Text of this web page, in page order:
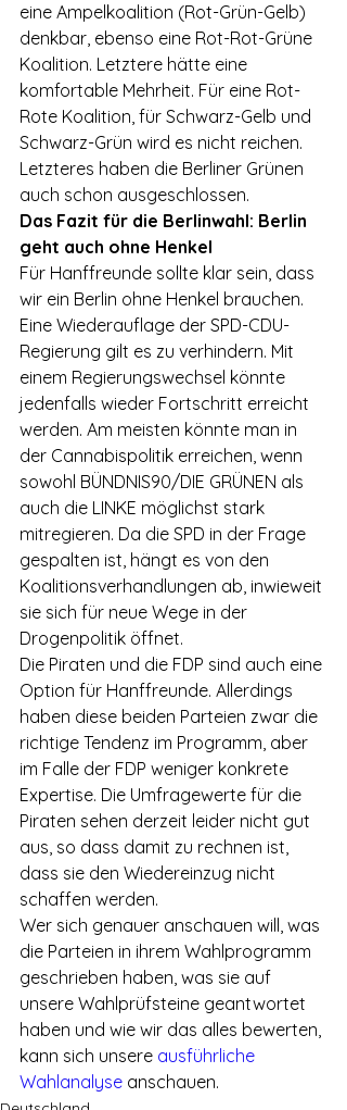
eine Ampelkoalition (Rot-Grün-Gelb)
denkbar, ebenso eine Rot-Rot-Grüne
Koalition. Letztere hätte eine
komfortable Mehrheit. Für eine Rot-
Rote Koalition, für Schwarz-Gelb und
Schwarz-Grün wird es nicht reichen.
Letzteres haben die Berliner Grünen
auch schon ausgeschlossen.
Das Fazit für die Berlinwahl: Berlin
geht auch ohne Henkel
Für Hanffreunde sollte klar sein, dass
wir ein Berlin ohne Henkel brauchen.
Eine Wiederauflage der SPD-CDU-
Regierung gilt es zu verhindern. Mit
einem Regierungswechsel könnte
jedenfalls wieder Fortschritt erreicht
werden. Am meisten könnte man in
der Cannabispolitik erreichen, wenn
sowohl BÜNDNIS90/DIE GRÜNEN als
auch die LINKE möglichst stark
mitregieren. Da die SPD in der Frage
gespalten ist, hängt es von den
Koalitionsverhandlungen ab, inwieweit
sie sich für neue Wege in der
Drogenpolitik öffnet.
Die Piraten und die FDP sind auch eine
Option für Hanffreunde. Allerdings
haben diese beiden Parteien zwar die
richtige Tendenz im Programm, aber
im Falle der FDP weniger konkrete
Expertise. Die Umfragewerte für die
Piraten sehen derzeit leider nicht gut
aus, so dass damit zu rechnen ist,
dass sie den Wiedereinzug nicht
schaffen werden.
Wer sich genauer anschauen will, was
die Parteien in ihrem Wahlprogramm
geschrieben haben, was sie auf
unsere Wahlprüfsteine geantwortet
haben und wie wir das alles bewerten,
kann sich unsere ausführliche
Wahlanalyse anschauen.